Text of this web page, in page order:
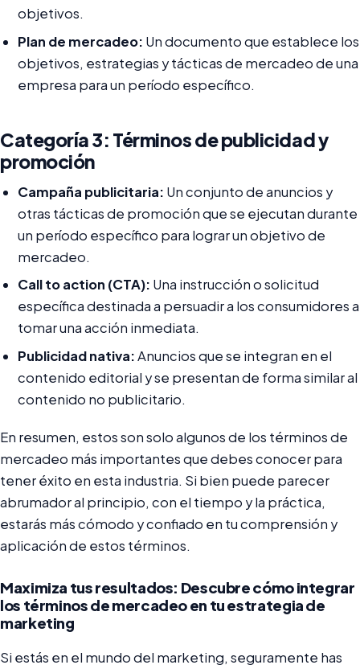
objetivos.
Plan de mercadeo: Un documento que establece los
objetivos, estrategias y tácticas de mercadeo de una
empresa para un período específico.
Categoría 3: Términos de publicidad y
promoción
Campaña publicitaria: Un conjunto de anuncios y
otras tácticas de promoción que se ejecutan durante
un período específico para lograr un objetivo de
mercadeo.
Call to action (CTA): Una instrucción o solicitud
específica destinada a persuadir a los consumidores a
tomar una acción inmediata.
Publicidad nativa:Anuncios que se integran en el
contenido editorial y se presentan de forma similar al
contenido no publicitario.
En resumen, estos son solo algunos de los términos de
mercadeo más importantes que debes conocer para
tener éxito en esta industria. Si bien puede parecer
abrumador al principio, con el tiempo y la práctica,
estarás más cómodo y confiado en tu comprensión y
aplicación de estos términos.
Maximiza tus resultados: Descubre cómo integrar
los términos de mercadeo en tu estrategia de
marketing
Si estás en el mundo del marketing, seguramente has